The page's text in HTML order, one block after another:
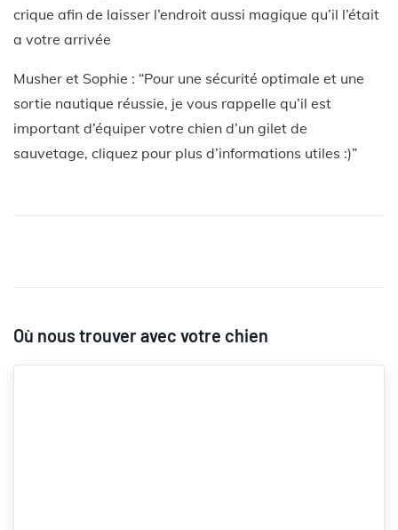
crique afin de laisser l’endroit aussi magique qu’il l’était
a votre arrivée
Musher et Sophie : “Pour une sécurité optimale et une
sortie nautique réussie, je vous rappelle qu’il est
important d’équiper votre chien d’un gilet de
sauvetage, cliquez pour plus d’informations utiles :)”
Où nous trouver avec votre chien